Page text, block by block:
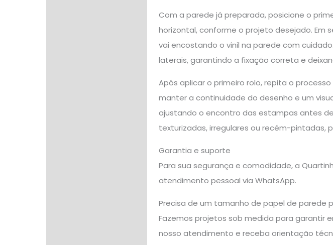
Com a parede já preparada, posicione o
horizontal, conforme o projeto desejado. Em
vai encostando o vinil na parede com
laterais, garantindo a fixação correta e
Após aplicar o primeiro rolo, repita o
manter a continuidade do desenho e um
ajustando o encontro das estampas antes
texturizadas, irregulares ou recém-pintadas,
Garantia e suporte
Para sua segurança e comodidade, a
atendimento pessoal via WhatsApp.
Precisa de um tamanho de papel de parede
Fazemos projetos sob medida para garantir
nosso atendimento e receba orientação